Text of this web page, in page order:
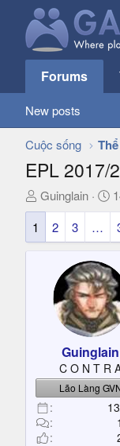
Forums
New posts
Cuộc sống
EPL 2017/
T
h
e
e
r
Guinglain
N
g
à
y
ử
i
1
2 3 …
Guinglain
C O N T R
Lão Làng